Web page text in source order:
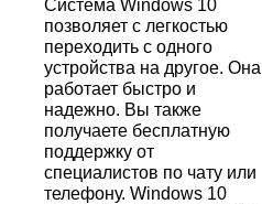
Система Windows 10
позволяет с легкостью
переходить с одного
устройства на другое. Она
работает быстро и
надежно. Вы также
получаете бесплатную
поддержку от
специалистов по чату или
телефону. Windows 10